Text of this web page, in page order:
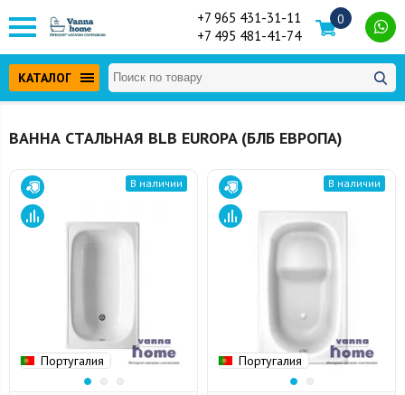
+7 965 431-31-11
+7 495 481-41-74
0
КАТАЛОГ
ВАННА СТАЛЬНАЯ BLB EUROPA (БЛБ ЕВРОПА)
Португалия
В наличии
Португалия
В наличии